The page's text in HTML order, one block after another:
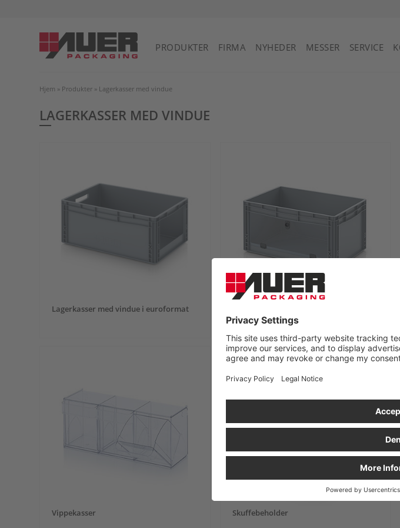
PRODUKTER FIRMA NYHEDER MESSER SERVICE
Hjem » Produkter » Lagerkasser med vindue
LAGERKASSER MED VINDUE
Lagerkasser med vindue i euroformat
med gennemsigtig rude af akrylglas
Vippekasser Skuffebeholder